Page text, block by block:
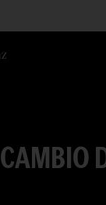
CAMBIO